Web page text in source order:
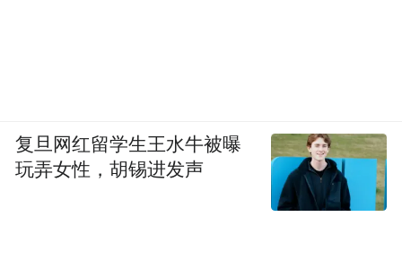
复旦网红留学生王水牛被曝
玩弄女性，胡锡进发声